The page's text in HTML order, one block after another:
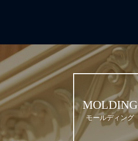
MOLDING
モールディング